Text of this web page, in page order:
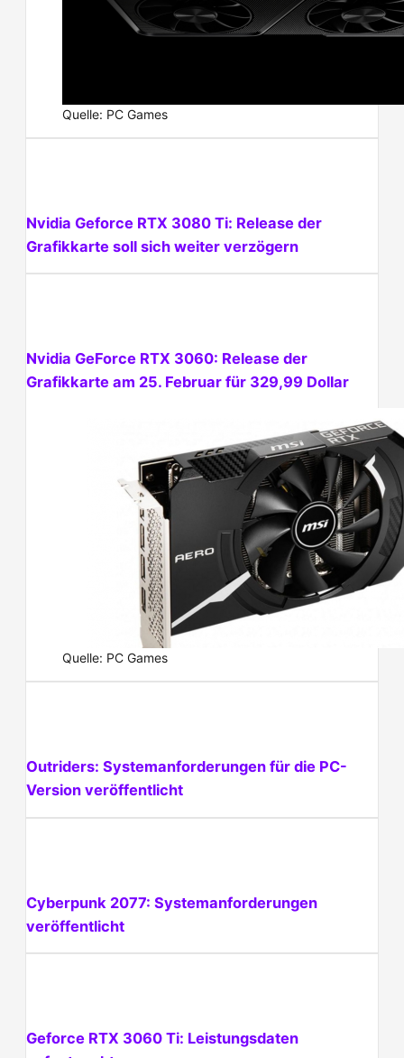
Quelle: PC Games
Nvidia Geforce RTX 3080 Ti: Release der
Grafikkarte soll sich weiter verzögern
Nvidia GeForce RTX 3060: Release der
Grafikkarte am 25. Februar für 329,99 Dollar
Quelle: PC Games
Outriders: Systemanforderungen für die PC-
Version veröffentlicht
Cyberpunk 2077: Systemanforderungen
veröffentlicht
Geforce RTX 3060 Ti: Leistungsdaten